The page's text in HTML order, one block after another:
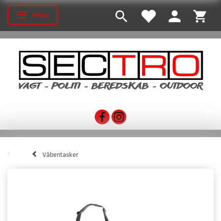
Toggle navigation
Menu
Våbentasker